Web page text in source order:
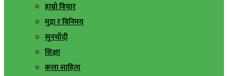
हाम्रो विचार
मुद्रा र विनिमय
सुनचाँदी
शिक्षा
कला साहित्य